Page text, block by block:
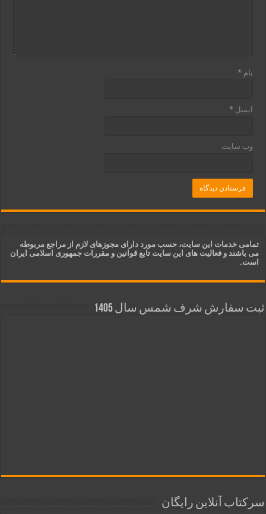
نام*
ایمیل*
وب‌ سایت
تمامی خدمات این سایت، حسب مورد دارای مجوزهای لازم از مراجع مربوطه
می باشند و فعالیت های این سایت تابع قوانین و مقررات جمهوری اسلامی ایران
است.
ثبت سفارش شرف شمس سال 1405
سرکتاب آنلاین رایگان